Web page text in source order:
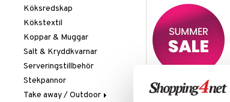
Köksredskap
Kökstextil
Koppar & Muggar
Salt & Kryddkvarnar
Serveringstillbehör
Stekpannor
Take away / Outdoor